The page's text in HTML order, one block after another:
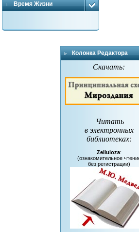
Время Жизни
Колонка Редактора
Скачать:
Читать
в электронных
библиотеках:
Zelluloza:
(ознакомительное
без регистрации)